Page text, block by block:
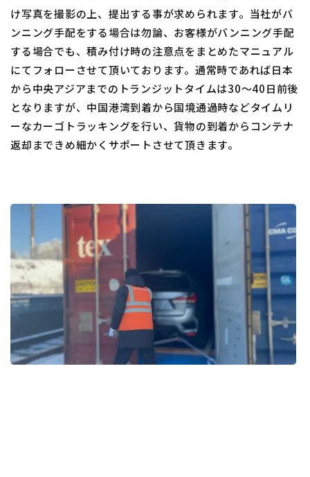
け写真を撮影の上、提出する事が求められます。当社がバ
ンニング手配をする場合は勿論、お客様がバンニング手配
する場合でも、積み付け時の注意点をまとめたマニュアル
にてフォローさせて頂いております。通常時であれば日本
から中央アジアまでのトランジットタイムは30～40日前後
となりますが、中国港湾到着から国境通過時などタイムリ
ーなカーゴトラッキングを行い、貨物の到着からコンテナ
返却まできめ細かくサポートさせて頂きます。